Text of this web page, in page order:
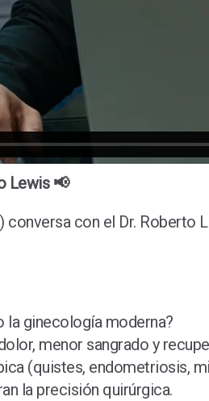
Lewis 📢
con el Dr. Roberto
la ginecología moderna?
menor sangrado y
(quistes, endometriosis,
la precisión quirúrgica.